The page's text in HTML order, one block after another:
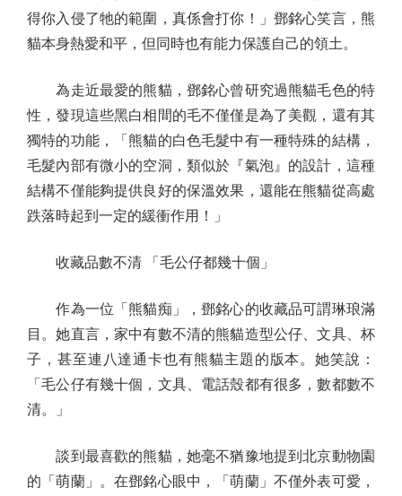
得你入侵了牠的範圍，真係會打你！」鄧銘心笑言，熊
貓本身熱愛和平，但同時也有能力保護自己的領土。
為走近最愛的熊貓，鄧銘心曾研究過熊貓毛色的特
性，發現這些黑白相間的毛不僅僅是為了美觀，還有其
獨特的功能，「熊貓的白色毛髮中有一種特殊的結構，
毛髮內部有微小的空洞，類似於『氣泡』的設計，這種
結構不僅能夠提供良好的保溫效果，還能在熊貓從高處
跌落時起到一定的緩衝作用！」
收藏品數不清 「毛公仔都幾十個」
作為一位「熊貓痴」，鄧銘心的收藏品可謂琳琅滿
目。她直言，家中有數不清的熊貓造型公仔、文具、杯
子，甚至連八達通卡也有熊貓主題的版本。她笑說：
「毛公仔有幾十個，文具、電話殼都有很多，數都數不
清。」
談到最喜歡的熊貓，她毫不猶豫地提到北京動物園
的「萌蘭」。在鄧銘心眼中，「萌蘭」不僅外表可愛，